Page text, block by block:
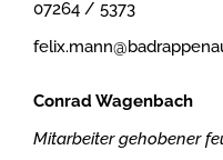
07264 / 5373
Conrad Wagenbach
Mitarbeiter gehobener